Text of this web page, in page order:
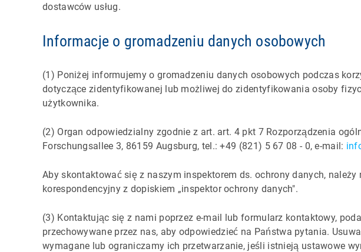
dostawców usług.
Informacje o gromadzeniu danych osobowych
(1) Poniżej informujemy o gromadzeniu danych osobowych podczas
dotyczące zidentyfikowanej lub możliwej do zidentyfikowania osoby
użytkownika.
(2) Organ odpowiedzialny zgodnie z art. art. 4 pkt 7 Rozporządzenia
Forschungsallee 3, 86159 Augsburg, tel.: +49 (821) 5 67 08 - 0, e-mail:
Aby skontaktować się z naszym inspektorem ds. ochrony danych,
korespondencyjny z dopiskiem „inspektor ochrony danych".
(3) Kontaktując się z nami poprzez e-mail lub formularz kontaktowy,
przechowywane przez nas, aby odpowiedzieć na Państwa pytania.
wymagane lub ograniczamy ich przetwarzanie, jeśli istnieją ustawowe